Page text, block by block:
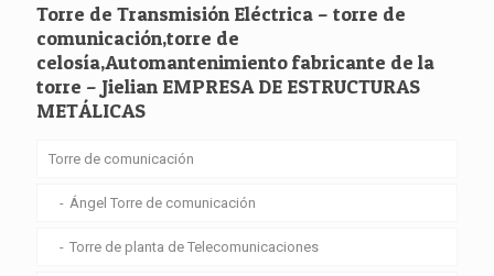
Torre de Transmisión Eléctrica – torre de
comunicación,torre de
celosía,Automantenimiento fabricante de la
torre – Jielian EMPRESA DE ESTRUCTURAS
METÁLICAS
Torre de comunicación
Ángel Torre de comunicación
Torre de planta de Telecomunicaciones